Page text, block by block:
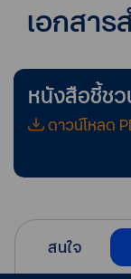
เอกสา
หนังสือชี้ช
ดาวน์โหลด
สนใจ